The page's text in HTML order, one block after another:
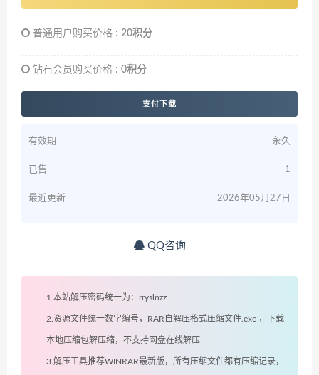
普通用户购买价格 : 20积分
钻石会员购买价格 : 0积分
支付下载
有效期 永久
已售 1
最近更新 2026年05月27日
QQ咨询
1.本站解压密码统一为：rryslnzz
2.资源文件统一数字编号，RAR自解压格式压缩文件.exe ，下载
本地压缩包解压缩，不支持网盘在线解压
3.解压工具推荐WINRAR最新版，所有压缩文件都有压缩记录，